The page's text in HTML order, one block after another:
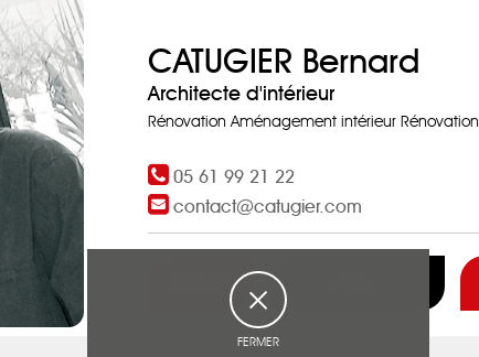
CATUGIER Bernard
Architecte d'intérieur
Rénovation Aménagement intérieur Rénovation
05 61 99 21 22
contact@catugier.com
FERMER